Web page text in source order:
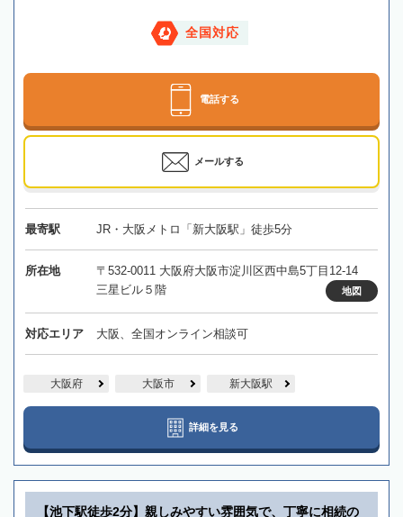
全国対応
電話する
メールする
最寄駅 JR・大阪メトロ「新大阪駅」徒歩5分
所在地
〒532-0011 大阪府大阪市淀川区西中島5丁目12-14
三星ビル５階
地図
対応エリア 大阪、全国オンライン相談可
大阪府 大阪市 新大阪駅
詳細を見る
【池下駅徒歩2分】親しみやすい雰囲気で、丁寧に相続の